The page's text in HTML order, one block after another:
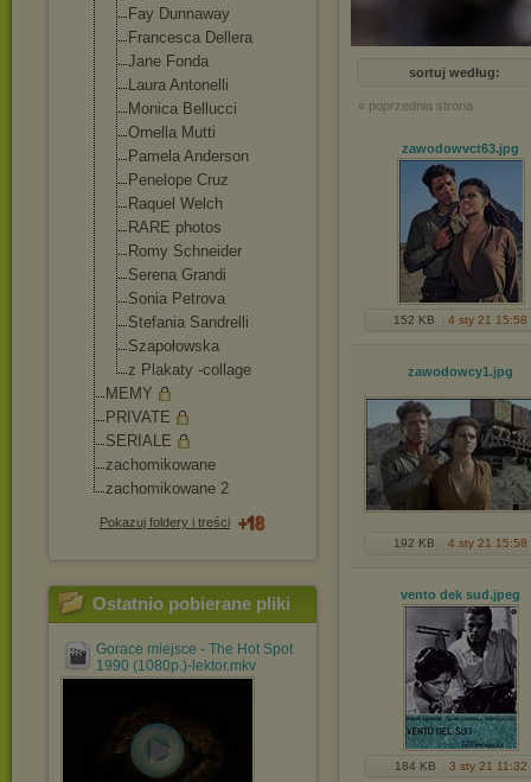
Fay Dunnaway
Francesca Dellera
Jane Fonda
Laura Antonelli
Monica Bellucci
Ornella Mutti
Pamela Anderson
Penelope Cruz
Raquel Welch
RARE photos
Romy Schneider
Serena Grandi
Sonia Petrova
Stefania Sandrelli
Szapołowska
z Plakaty -collage
MEMY
PRIVATE
SERIALE
zachomikowane
zachomikowane 2
Pokazuj foldery i treści
Ostatnio pobierane pliki
Gorace miejsce - The Hot Spot
1990 (1080p.)-lektor.mkv
sortuj według:
« poprzednia strona
zawodowvct63.jpg
152 KB 4 sty 21 15:58
zawodowcy1.jpg
192 KB 4 sty 21 15:58
vento dek sud.jpeg
184 KB 3 sty 21 11:32